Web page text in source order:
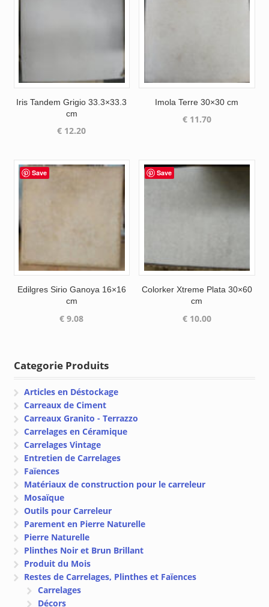
Iris Tandem Grigio 33.3×33.3
cm
€ 12.20
Imola Terre 30×30 cm
€11.70
Save
Edilgres Sirio Ganoya 16×16
cm
€ 9.08
Save
Colorker Xtreme Plata 30×60
cm
€10.00
Categorie Produits
Articles en Déstockage
Carreaux de Ciment
Carreaux Granito - Terrazzo
Carrelages en Céramique
Carrelages Vintage
Entretien de Carrelages
Faïences
Matériaux de construction pour le carreleur
Mosaïque
Outils pour Carreleur
Parement en Pierre Naturelle
Pierre Naturelle
Plinthes Noir et Brun Brillant
Produit du Mois
Restes de Carrelages, Plinthes et Faïences
Carrelages
Décors